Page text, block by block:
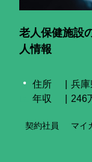
老人保健施設
人情報
住所
兵
年収
246
契約社員 マイ